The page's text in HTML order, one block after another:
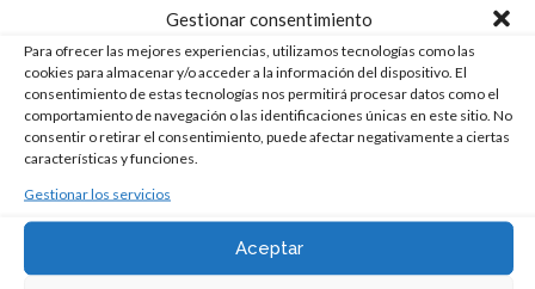
Gestionar consentimiento
Para ofrecer las mejores experiencias, utilizamos tecnologías como las
cookies para almacenar y/o acceder a la información del dispositivo. El
consentimiento de estas tecnologías nos permitirá procesar datos como el
comportamiento de navegación o las identificaciones únicas en este sitio. No
consentir o retirar el consentimiento, puede afectar negativamente a ciertas
características y funciones.
Gestionar los servicios
Aceptar
Solicita más información